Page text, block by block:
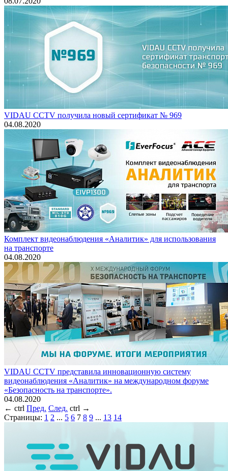
VIDAU CCTV получила новый сертификат № 969
04.08.2020
Комплект видеонаблюдения «Аналитик» для использования
на транспорте
04.08.2020
VIDAU CCTV представила инновационную систему
видеонаблюдения «Аналитик» на международном форуме
«Безопасность на транспорте».
04.08.2020
← ctrl Пред. След. ctrl →
Страницы: 1 2 ... 5 6 7 8 9 ... 13 14